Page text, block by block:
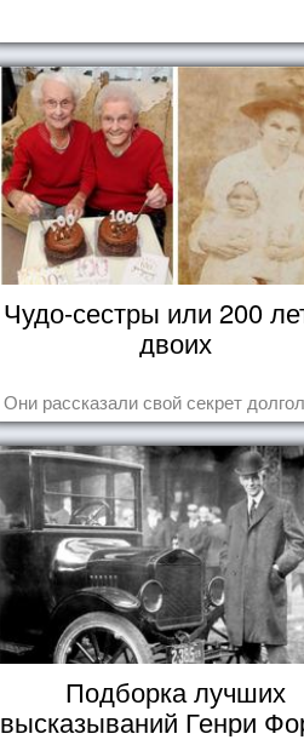
Чудо-сестры или 200
двоих
Они рассказали свой секрет
Подборка лучших
высказываний Генри